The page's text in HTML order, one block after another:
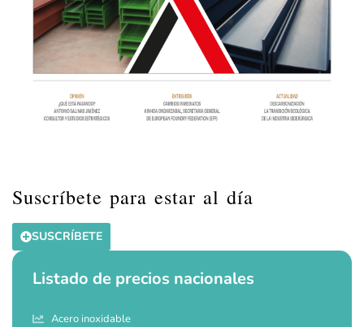
Suscríbete para estar al día
SUSCRÍBETE
Listado de precios nacionales
Acero inoxidable